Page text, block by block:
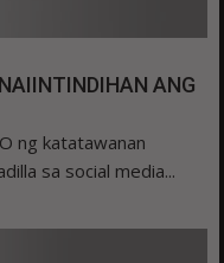
ANG
ng katatawanan
sa social media...